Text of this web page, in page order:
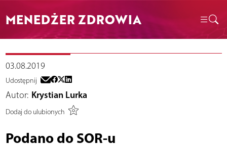
MENEDŻER ZDROWIA
03.08.2019
Udostępnij
Autor: Krystian Lurka
Dodaj do ulubionych
Podano do SOR-u